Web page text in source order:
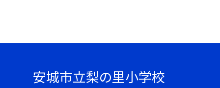
安城市立梨の里小学校